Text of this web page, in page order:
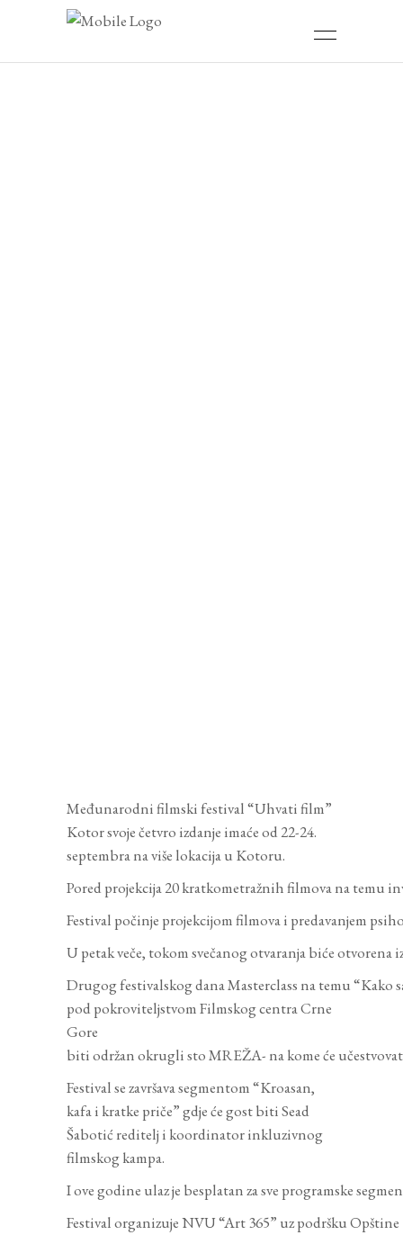
Međunarodni filmski festival “Uhvati film”
Kotor svoje četvro izdanje imaće od 22-24.
septembra na više lokacija u Kotoru.
Pored projekcija 20 kratkometražnih filmova na temu
Festival počinje projekcijom filmova i predavanjem
U petak veče, tokom svečanog otvaranja biće
Drugog festivalskog dana Masterclass na temu
pod pokroviteljstvom Filmskog centra Crne
Gore
biti održan okrugli sto MREŽA- na kome će
Festival se završava segmentom “Kroasan,
kafa i kratke priče” gdje će gost biti Sead
Šabotić reditelj i koordinator inkluzivnog
filmskog kampa.
I ove godine ulaz je besplatan za sve programske
Festival organizuje NVU “Art 365” uz podršku